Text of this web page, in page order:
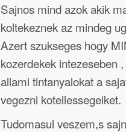
Sajnos mind azok akik
koltekeznek az mindeg
Azert szukseges hogy
kozerdekek intezeseben
allami tintanyalokat a
vegezni kotellessegeiket.
Tudomasul veszem,s